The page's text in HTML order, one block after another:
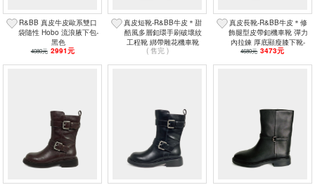
R&BB 真皮牛皮歐系雙口
袋隨性 Hobo 流浪腋下包-
黑色
4080元 2991元
真皮短靴-R&BB牛皮＊甜
酷風多層釦環手刷破壞紋
工程靴 綁帶雕花機車靴
顯瘦中筒靴-黑色
( 售完 )
真皮長靴-R&BB牛皮＊修
飾腿型皮帶釦機車靴 彈力
內拉鍊 厚底顯瘦膝下靴-
黑色
4680元 3473元